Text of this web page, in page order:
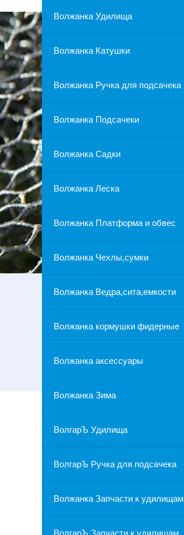
Волжанка Удилища
Волжанка Катушки
Волжанка Ручка для подсачека
Волжанка Подсачеки
Волжанка Садки
Волжанка Леска
Волжанка Платформа и обвес
Волжанка Чехлы,сумки
Волжанка Ведра,сита,емкости
Волжанка кормушки фидерные
Волжанка аксессуары
Волжанка Зима
ВолгарЪ Удилища
ВолгарЪ Ручка для подсачека
Волжанка Запчасти к удилищам
ВолгарЪ Запчасти к удилищам
Контакты
г.Москва